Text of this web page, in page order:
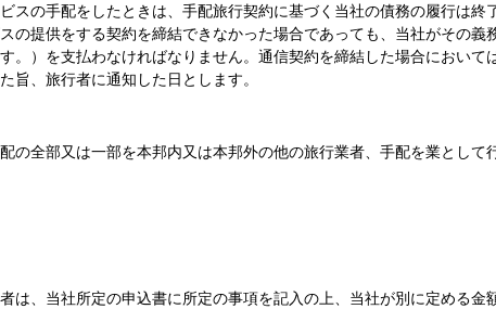
の手配をしたときは、手配旅行契約に基づく当社の債務の履行は終
の提供をする契約を締結できなかった場合であっても、当社がその
。）を支払わなければなりません。通信契約を締結した場合におい
旨、旅行者に通知した日とします。
全部又は一部を本邦内又は本邦外の他の旅行業者、手配を業として
、当社所定の申込書に所定の事項を記入の上、当社が別に定める金